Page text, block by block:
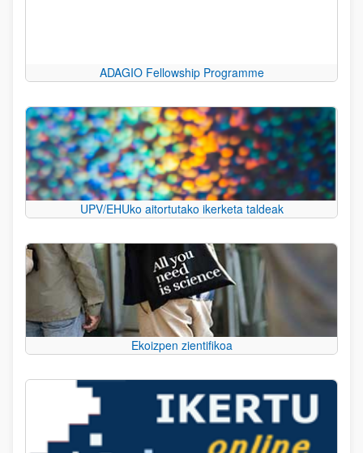
ADAGIO Fellowship Programme
UPV/EHUko aitortutako ikerketa taldeak
Ekoizpen zientifikoa